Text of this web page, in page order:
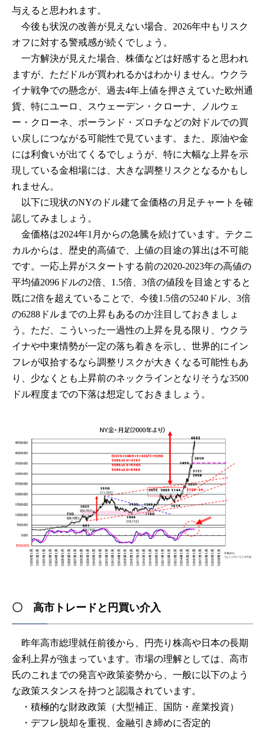
与えると思われます。
今後も状況の改善が見えない場合、2026年中もリスク
オフに対する警戒感が続くでしょう。
一方解決が見えた場合、株価などは好感すると思われ
ますが、ただドルが買われるかはわかりません。ウクラ
イナ戦争での懸念が、過去4年上値を押さえていた欧州通
貨、特にユーロ、スウェーデン・クローナ、ノルウェ
ー・クローネ、ポーランド・ズロチなどの対ドルでの買
い戻しにつながる可能性で見ています。また、原油や金
には利食いが出てくるでしょうが、特に大幅な上昇を示
現している金相場には、大きな調整リスクとなるかもし
れません。
以下に現状のNYのドル建て金価格の月足チャートを確
認してみましょう。
金価格は2024年1月からの急騰を続けています。テクニ
カルからは、歴史的高値で、上値の目途の算出は不可能
です。一応上昇がスタートする前の2020-2023年の高値の
平均値2096ドルの2倍、1.5倍、3倍の値段を目途とすると
既に2倍を超えていることで、今後1.5倍の5240ドル、3倍
の6288ドルまでの上昇もあるのか注目しておきましょ
う。ただ、こういった一過性の上昇を見る限り、ウクラ
イナや中東情勢が一定の落ち着きを示し、世界的にイン
フレが収拾するなら調整リスクが大きくなる可能性もあ
り、少なくとも上昇前のネックラインとなりそうな3500
ドル程度までの下落は想定しておきましょう。
〇 高市トレードと円買い介入
昨年高市総理就任前後から、円売り株高や日本の長期
金利上昇が強まっています。市場の理解としては、高市
氏のこれまでの発言や政策姿勢から、一般に以下のよう
な政策スタンスを持つと認識されています。
・積極的な財政政策（大型補正、国防・産業投資）
・デフレ脱却を重視、金融引き締めに否定的